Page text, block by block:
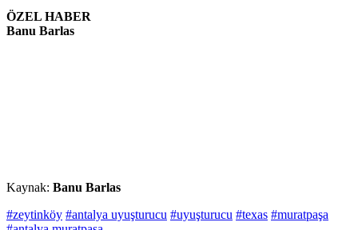
ÖZEL HABER
Banu Barlas
Kaynak: Banu Barlas
#zeytinköy #antalya uyuşturucu #uyuşturucu #texas #muratpaşa